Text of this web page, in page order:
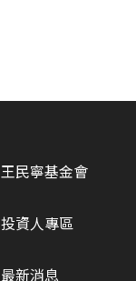
王民寧基金會
投資人專區
最新消息